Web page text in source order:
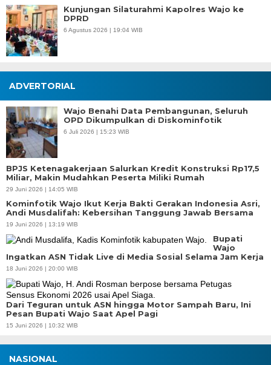
Kunjungan Silaturahmi Kapolres Wajo ke
DPRD
6 Agustus 2026 | 19:04 WIB
ADVERTORIAL
Wajo Benahi Data Pembangunan, Seluruh
OPD Dikumpulkan di Diskominfotik
6 Juli 2026 | 15:23 WIB
BPJS Ketenagakerjaan Salurkan Kredit Konstruksi Rp17,5
Miliar, Makin Mudahkan Peserta Miliki Rumah
29 Juni 2026 | 14:05 WIB
Kominfotik Wajo Ikut Kerja Bakti Gerakan Indonesia Asri,
Andi Musdalifah: Kebersihan Tanggung Jawab Bersama
19 Juni 2026 | 13:19 WIB
Bupati
Wajo
Ingatkan ASN Tidak Live di Media Sosial Selama Jam Kerja
18 Juni 2026 | 20:00 WIB
Dari Teguran untuk ASN hingga Motor Sampah Baru, Ini
Pesan Bupati Wajo Saat Apel Pagi
15 Juni 2026 | 10:32 WIB
NASIONAL